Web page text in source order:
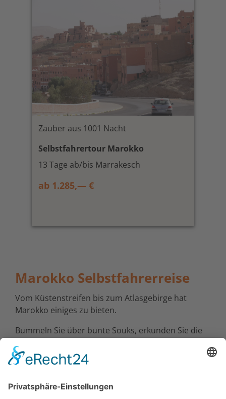
Zauber aus 1001 Nacht
Selbstfahrertour Marokko
13 Tage ab/bis Marrakesch
ab 1.285,— €
Marokko Selbstfahrerreise
Vom Küstenstreifen bis zum Atlasgebirge hat
Marokko einiges zu bieten.
Bummeln Sie über bunte Souks, erkunden Sie die
Sie die Königsstädte des Landes. Wandern Sie
durch das Atlasgebirge, entdecken Sie Wüste oder
zwischen Agadir und Essaouira.